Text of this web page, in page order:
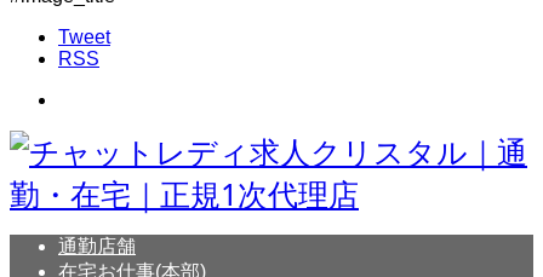
Tweet
RSS
通勤店舗
在宅お仕事(本部)